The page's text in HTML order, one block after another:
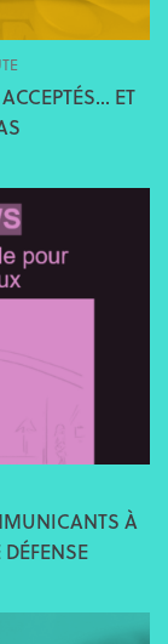
ET
À